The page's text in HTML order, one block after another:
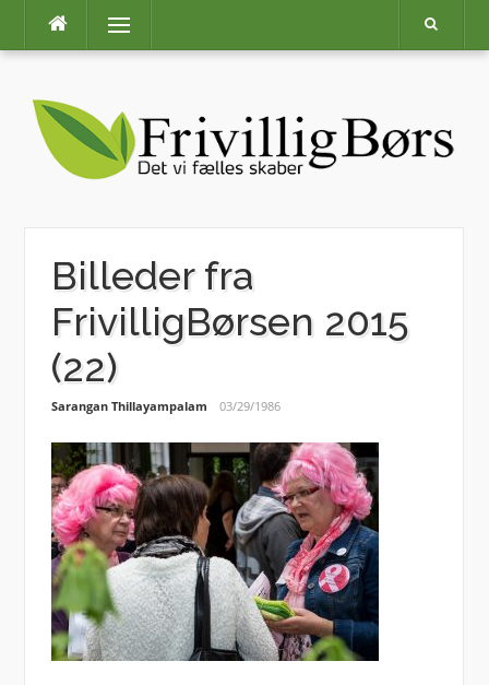
content
Menu
Billeder fra
FrivilligBørsen 2015
(22)
Sarangan Thillayampalam 03/29/1986